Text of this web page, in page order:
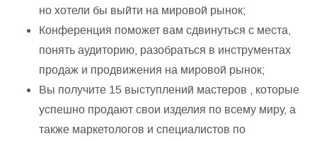
но хотели бы выйти на мировой рынок;
Конференция поможет вам сдвинуться с места,
понять аудиторию, разобраться в инструментах
продаж и продвижения на мировой рынок;
Вы получите 15 выступлений мастеров , которые
успешно продают свои изделия по всему миру, а
также маркетологов и специалистов по